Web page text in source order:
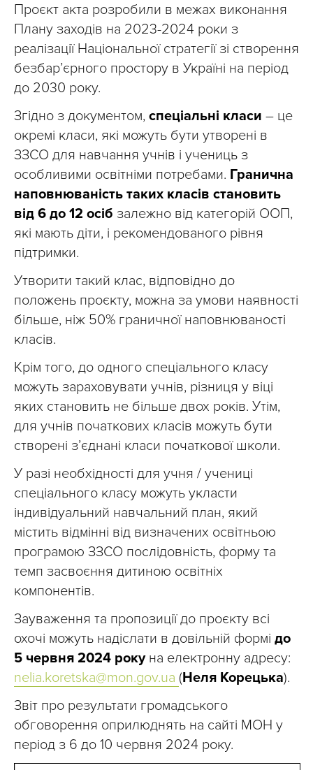
Проєкт акта розробили в межах виконання
Плану заходів на 2023-2024 роки з
реалізації Національної стратегії зі створення
безбар’єрного простору в Україні на період
до 2030 року.
Згідно з документом, спеціальні класи – це
окремі класи, які можуть бути утворені в
ЗЗСО для навчання учнів і учениць з
особливими освітніми потребами. Гранична
наповнюваність таких класів становить
від 6 до 12 осіб залежно від категорій ООП,
які мають діти, і рекомендованого рівня
підтримки.
Утворити такий клас, відповідно до
положень проєкту, можна за умови наявності
більше, ніж 50% граничної наповнюваності
класів.
Крім того, до одного спеціального класу
можуть зараховувати учнів, різниця у віці
яких становить не більше двох років. Утім,
для учнів початкових класів можуть бути
створені з’єднані класи початкової школи.
У разі необхідності для учня / учениці
спеціального класу можуть укласти
індивідуальний навчальний план, який
містить відмінні від визначених освітньою
програмою ЗЗСО послідовність, форму та
темп засвоєння дитиною освітніх
компонентів.
Зауваження та пропозиції до проєкту всі
охочі можуть надіслати в довільній формі до
5 червня 2024 рокуна електронну адресу:
nelia.koretska@mon.gov.ua (Неля Корецька).
Звіт про результати громадського
обговорення оприлюднять на сайті МОН у
період з 6 до 10 червня 2024 року.